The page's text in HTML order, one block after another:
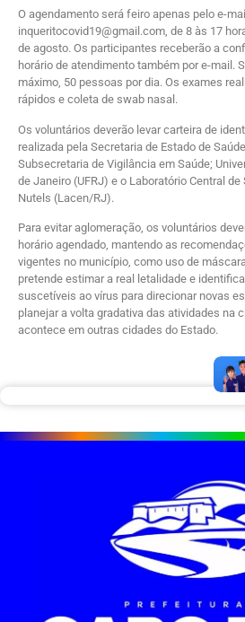
O agendamento será feiro apenas pelo e-mail
inqueritocovid19@gmail.com, de 8 às 17
de agosto. Os participantes receberão a
horário de atendimento também por e-mail.
máximo, 50 pessoas por dia. Os exames
rápidos e coleta de swab nasal.
Os voluntários deverão levar carteira de
realizada pela Secretaria de Estado de
Subsecretaria de Vigilância em Saúde;
de Janeiro (UFRJ) e o Laboratório Central de
Nutels (Lacen/RJ).
Para evitar aglomeração, os voluntários
horário agendado, mantendo as
vigentes no município, como uso de
pretende estimar a real letalidade e
suscetíveis ao vírus para direcionar novas
planejar a volta gradativa das atividades na
acontece em outras cidades do Estado.